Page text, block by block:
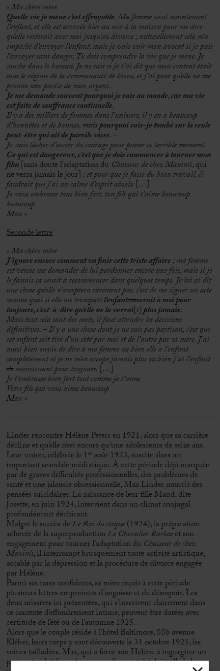
« Ma chère mère
Quelle vie je mène c’est effroyable. Ma femme veut maintenant
l’enfant, et elle est arrivée hier au soir à la maison pour me dire
qu’elle resterait avec moi jusqu’au divorce ; naturellement cela m’a
empêché d’envoyer l’enfant, mais je vais voir mon avocat si je puis
l’envoyer sans danger. Tu dois comprendre la vie que je mène. Je
couche dans le bureau. Je ne sais si je t’ai dit que mon contrat était
sous le régime de la communauté de biens, et j’ai peur qu’elle ne me
prenne une partie de mon argent.
Je me demande souvent pourquoi je suis au monde, car ma vie
est faite de souffrance continuelle.
Il y a des milliers de femmes dans l’univers, il y en a beaucoup
d’honnêtes et de bonnes,maispourquoi suis-je tombé sur la seule
peut-être qui ait de pareils vices. –
Je vais tâcher d’avoir du courage pour passer ce terrible moment.
Ce qui est dangereux, c’est que je dois commencer à tourner mon
film [sans doute l’adaptation du Chasseur de chez Maxim’s, qui
ne verra jamais le jour] ; et pour que je fasse du beau travail, il
faudrait que j’ai un calme d’esprit absolu […]
Je vous embrasse tous bien fort, ton fils qui t’aime beaucoup
beaucoup
Max »
Seconde lettre
« Ma chère mère
J’ignore encore comment va finir cette triste affaire; ma femme
est venue me demander de lui pardonner encore une fois, mais si je
le faisais ça serait à recommencer dans quelques temps. Je lui ai dit
une chose qu’elle n’acceptera sûrement pas, c’est de me signer un acte
comme quoi si elle me trompaitl’enfantmeserait à moi pour
toujours, c’est-à-dire qu’elle ne la verrai[t]plus jamais.
Mais tout cela sont des mots, il faut attendre les décisions
définitives. – Il y a une chose dont je ne suis pas partisan, c’est que
cet enfant soit tiré d’un côté par moi et de l’autre par sa mère. J’ai
aussi bien envie de dire à ma femme ou bien elle a l’enfant
complètement et je ne m’en occupe jamais plus ou bien j’ai l’enfant
demaintenant pour toujours. […]
Je t’embrasse bien fort tout comme je t’aime
Votre fils qui vous aime beaucoup
Max »
Linder rencontre Hélène Peters en 1921, alors que sa carrière
décline et qu’elle n’est encore qu’une adolescente de seize ans.
Leur union, célébrée le 1ᵉʳ août 1923, suscite alors un
important scandale médiatique. À cette période déjà marquée
par de graves difficultés professionnelles, des problèmes de
santé et une jalousie obsessionnelle, Max Linder nourrit des
pensées suicidaires. La naissance de leur fille Maud, dite
Josette, en juin 1924, intervient dans un climat conjugal
profondément déchirant.
Malgré le succès deLe Roi du cirque(1924), la préparation
achevée de la superproductionLe Chevalier Barkaset son
engagement pour tourner l’adaptation du Chasseur de chez
Maxim’s, il interrompt brusquement toute activité artistique,
accablé par la dépression et la procédure de divorce engagée
par Hélène.
Parmi ses rares confidents, sa mère reçoit à cette période
plusieurs lettres empreintes d’angoisse et de désespoir. Les
deux missives ici présentées, qui s’inscrivent clairement dans
ce contexte d’effondrement intime, peuvent être datées avec
certitude de l’été ou de l’automne 1925.
Alors que le couple réside à l’hôtel Baltimore, 88b avenue
Kléber, leurs corps y sont découverts le 31 octobre 1925, les
veines tailladées. Max, qui a forcé son Hélène à ingurgiter un
puissant sédatif sous la menace d’un pistolet, lui taillade les